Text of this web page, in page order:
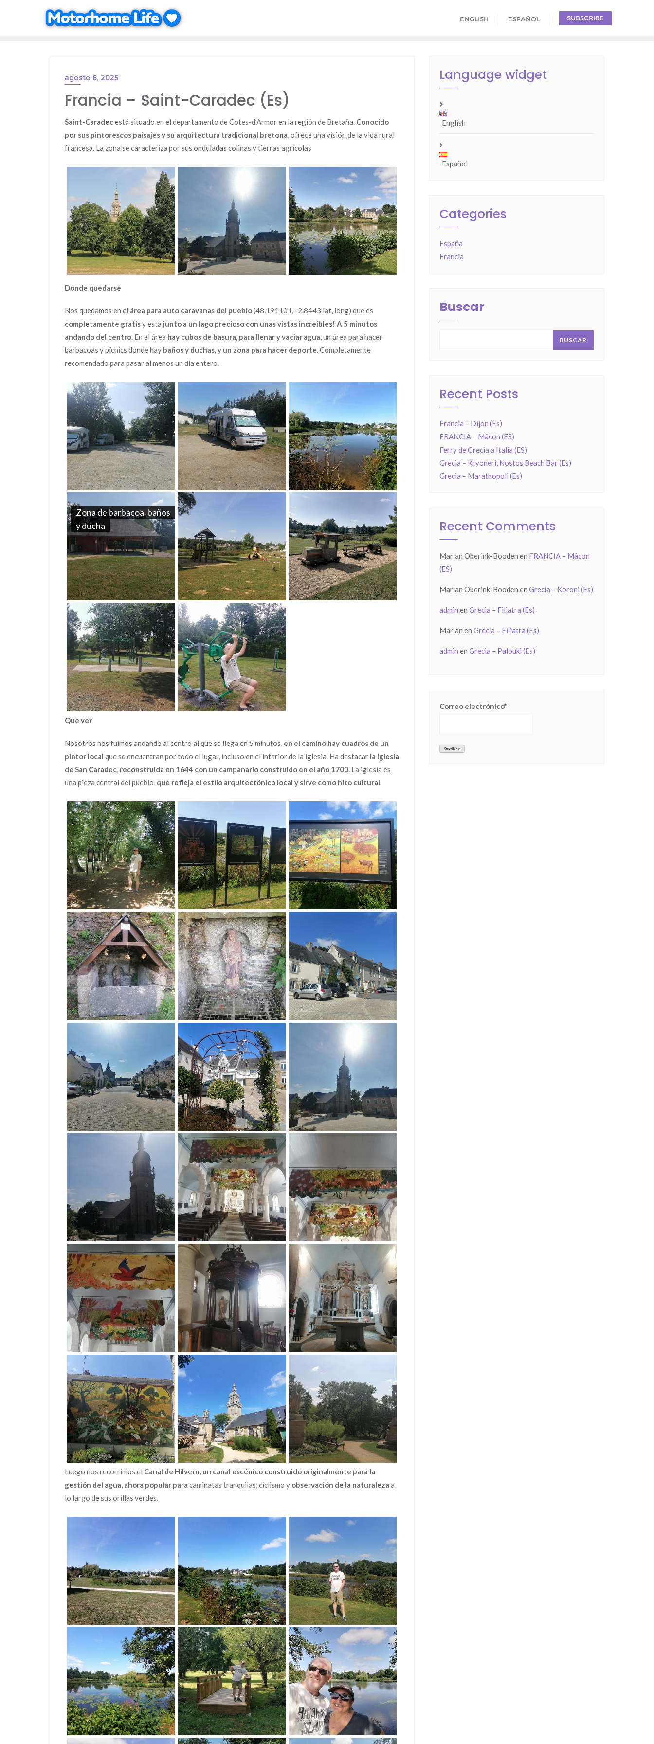
ENGLISH ESPAÑOL SUBSCRIBE
agosto 6, 2025
Francia – Saint-Caradec (Es)
Saint-Caradecestá situado en el departamento de Cotes-d’Armor en la región de Bretaña. Conocido
por sus pintorescos paisajes y su arquitectura tradicional bretona, ofrece una visión de la vida rural
francesa. La zona se caracteriza por sus onduladas colinas y tierras agrícolas
Donde quedarse
Nos quedamos en el área para auto caravanas del pueblo(48.191101, -2.8443 lat, long) que es
completamente gratisy esta junto a un lago precioso con unas vistas increíbles! A 5 minutos
andando del centro. En el área hay cubos de basura, para llenar y vaciar agua, un área para hacer
barbacoas y pícnics donde hay baños y duchas, y un zona para hacer deporte. Completamente
recomendado para pasar al menos un día entero.
Zona de barbacoa, baños
y ducha
Que ver
Nosotros nos fuimos andando al centro al que se llega en 5 minutos, en el camino hay cuadros de un
pintor local que se encuentran por todo el lugar, incluso en el interior de la iglesia. Ha destacar la Iglesia
de San Caradec, reconstruida en 1644 con un campanario construido en el año 1700. La iglesia es
una pieza central del pueblo, que refleja el estilo arquitectónico local y sirve como hito cultural.
Luego nos recorrimos el Canal de Hilvern, un canal escénico construido originalmente para la
gestión del agua, ahora popular para caminatas tranquilas, ciclismo y observación de la naturaleza a
lo largo de sus orillas verdes.
Language widget
English
Español
Categories
España
Francia
Buscar
BUSCAR
Recent Posts
Francia – Dijon (Es)
FRANCIA – Mâcon (ES)
Ferry de Grecia a Italia (ES)
Grecia – Kryoneri, Nostos Beach Bar (Es)
Grecia – Marathopoli (Es)
Recent Comments
Marian Oberink-Booden en FRANCIA – Mâcon
(ES)
Marian Oberink-Booden en Grecia – Koroni (Es)
admin en Grecia – Filiatra (Es)
Marian en Grecia – Filiatra (Es)
admin en Grecia – Palouki (Es)
Correo electrónico*